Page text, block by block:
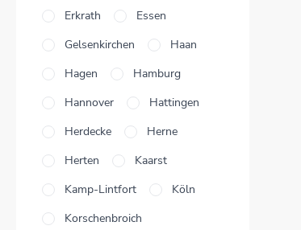
Erkrath
Essen
Gelsenkirchen
Haan
Hagen
Hamburg
Hannover
Hattingen
Herdecke
Herne
Herten
Kaarst
Kamp-Lintfort
Köln
Korschenbroich